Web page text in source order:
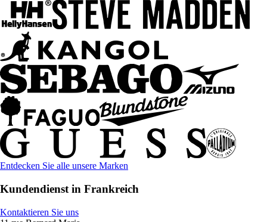
Entdecken Sie alle unsere Marken
Kundendienst in Frankreich
Kontaktieren Sie uns